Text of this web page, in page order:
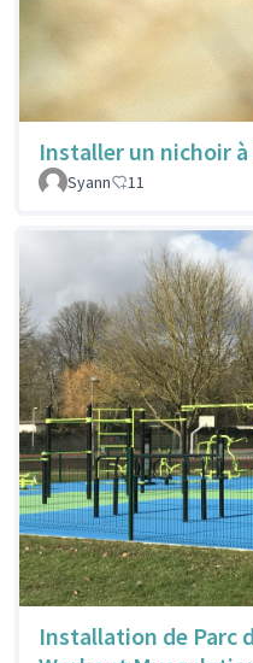
Installer un nichoir
Syann
11
Installation de Parc